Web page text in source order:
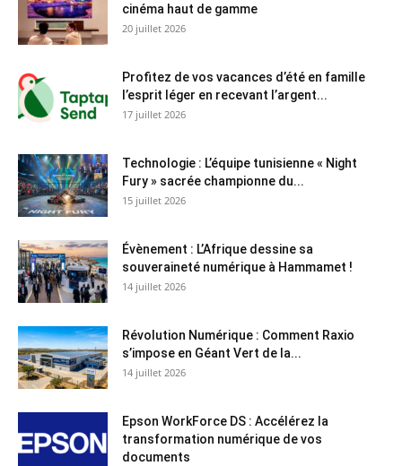
cinéma haut de gamme
20 juillet 2026
Profitez de vos vacances d’été en famille
l’esprit léger en recevant l’argent...
17 juillet 2026
Technologie : L’équipe tunisienne « Night
Fury » sacrée championne du...
15 juillet 2026
Évènement : L’Afrique dessine sa
souveraineté numérique à Hammamet !
14 juillet 2026
Révolution Numérique : Comment Raxio
s’impose en Géant Vert de la...
14 juillet 2026
Epson WorkForce DS : Accélérez la
transformation numérique de vos
documents